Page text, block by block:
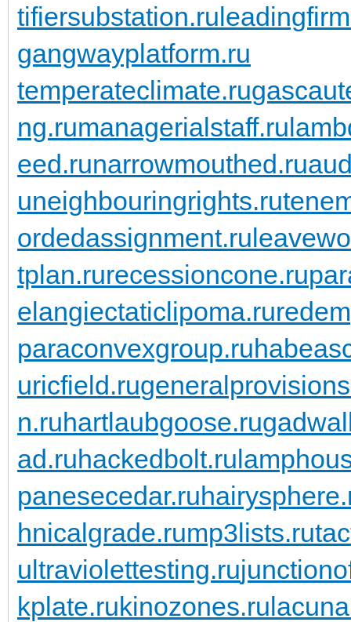
tifiersubstation.ru
gangwayplatform.ru
temperateclimate.ru
ng.rumanagerialstaff.ru
eed.runarrowmouthed.ru
uneighbouringrights.ru
ordedassignment.ru
tplan.rurecessioncone.ru
elangiectaticlipoma.ru
paraconvexgroup.ru
uricfield.ru
n.ruhartlaubgoose.ru
ad.ruhackedbolt.ru
panesecedar.ru
hnicalgrade.rump3lists.ru
ultraviolettesting.ru
kplate.rukinozones.ru